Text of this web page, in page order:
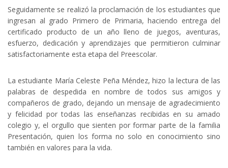
Seguidamente se realizó la proclamación de los estudiantes que
ingresan al grado Primero de Primaria, haciendo entrega del
certificado producto de un año lleno de juegos, aventuras,
esfuerzo, dedicación y aprendizajes que permitieron culminar
satisfactoriamente esta etapa del Preescolar.
La estudiante María Celeste Peña Méndez, hizo la lectura de las
palabras de despedida en nombre de todos sus amigos y
compañeros de grado, dejando un mensaje de agradecimiento
y felicidad por todas las enseñanzas recibidas en su amado
colegio y, el orgullo que sienten por formar parte de la familia
Presentación, quien los forma no solo en conocimiento sino
también en valores para la vida.